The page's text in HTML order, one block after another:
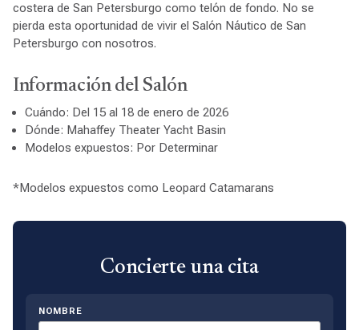
costera de San Petersburgo como telón de fondo. No se
pierda esta oportunidad de vivir el Salón Náutico de San
Petersburgo con nosotros.
Información del Salón
Cuándo: Del 15 al 18 de enero de 2026
Dónde: Mahaffey Theater Yacht Basin
Modelos expuestos: Por Determinar
*Modelos expuestos como Leopard Catamarans
Concierte una cita
NOMBRE